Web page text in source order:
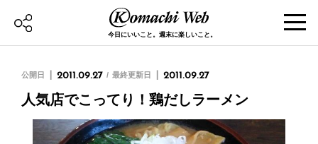
今日にいいこと。週末に楽しいこと。
公開日 2011.09.27 最終更新日 2011.09.27
人気店でこってり！鶏だしラーメン